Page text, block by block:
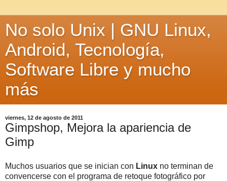
No solo Unix | GNU Linux,
Android, Tecnología,
Software Libre y mucho
más
viernes, 12 de agosto de 2011
Gimpshop, Mejora la apariencia de
Gimp
Muchos usuarios que se inician con Linux no terminan de
convencerse con el programa de retoque fotográfico por